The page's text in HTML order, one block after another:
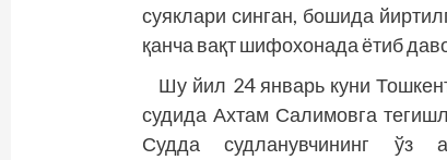
суяклари синган, бошида
қанча вақт шифохонада ётиб
Шу йил 24 январь куни
судида Ахтам Салимовга
Судда судланувчининг ўз